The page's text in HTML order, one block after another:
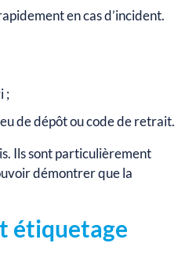
en cas d’incident.
;
de dépôt ou code de retrait.
Ils sont particulièrement
démontrer que la
étiquetage